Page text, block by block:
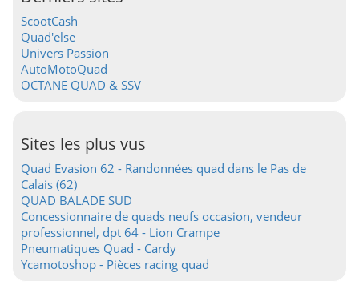
ScootCash
Quad'else
Univers Passion
AutoMotoQuad
OCTANE QUAD & SSV
Sites les plus vus
Quad Evasion 62 - Randonnées quad dans le Pas de
Calais (62)
QUAD BALADE SUD
Concessionnaire de quads neufs occasion, vendeur
professionnel, dpt 64 - Lion Crampe
Pneumatiques Quad - Cardy
Ycamotoshop - Pièces racing quad